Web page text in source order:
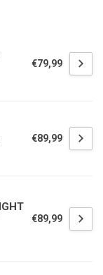
€79,99
€89,99
€89,99